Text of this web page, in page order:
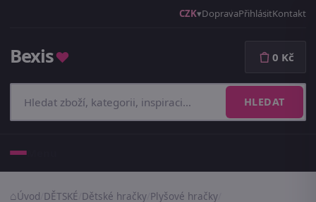
CZK DopravaPřihlásitKontakt
Bexis♥
HLEDAT
0 Kč
Úvod DĚTSKÉ Dětské hračky Plyšové hračky